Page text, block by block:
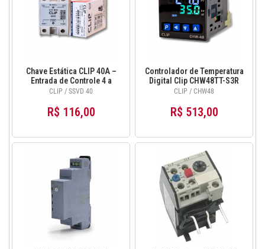
Chave Estática CLIP 40A –
Entrada de Controle 4 a
32VCC para Cargas Elétricas
CLIP / SSVD 40
R$ 116,00
Controlador de Temperatura
Digital Clip CHW48TT-S3R
com Buzzer 24–242
3 Saídas
CLIP / CHW48
R$ 513,00